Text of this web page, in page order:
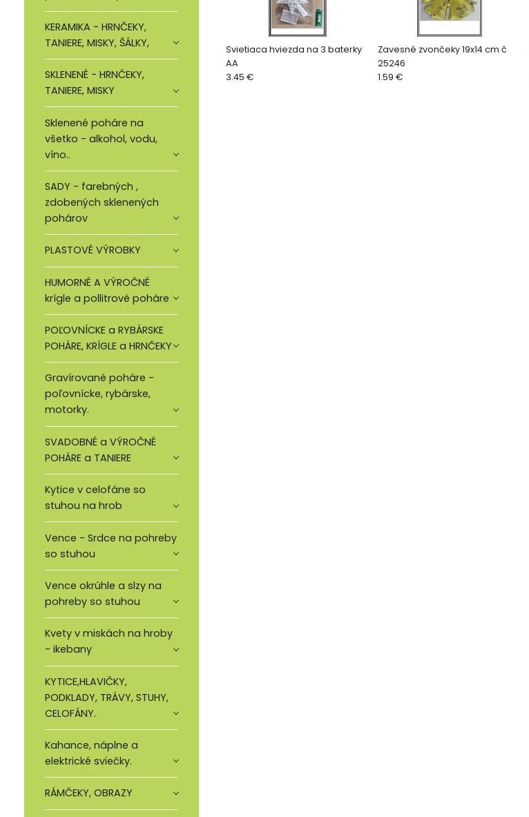
KERAMIKA - HRNČEKY,
TANIERE, MISKY, ŠÁLKY,
SKLENENÉ - HRNČEKY,
TANIERE, MISKY
Sklenené poháre na
všetko - alkohol, vodu,
víno..
SADY - farebných ,
zdobených sklenených
pohárov
PLASTOVÉ VÝROBKY
HUMORNÉ A VÝROČNÉ
krígle a pollitrové poháre
POĽOVNÍCKE a RYBÁRSKE
POHÁRE, KRÍGLE a HRNČEKY
Gravírované poháre -
poľovnícke, rybárske,
motorky.
SVADOBNÉ a VÝROČNÉ
POHÁRE a TANIERE
Kytice v celofáne so
stuhou na hrob
Vence - Srdce na pohreby
so stuhou
Vence okrúhle a slzy na
pohreby so stuhou
Kvety v miskách na hroby
- ikebany
KYTICE,HLAVIČKY,
PODKLADY, TRÁVY, STUHY,
CELOFÁNY.
Kahance, náplne a
elektrické sviečky.
RÁMČEKY, OBRAZY
Svietiaca hviezda na 3 baterky
AA
3.45 €
Zavesné zvončeky 19x14 cm č
25246
1.59 €